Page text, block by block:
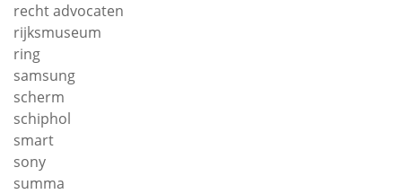
recht advocaten
rijksmuseum
ring
samsung
scherm
schiphol
smart
sony
summa